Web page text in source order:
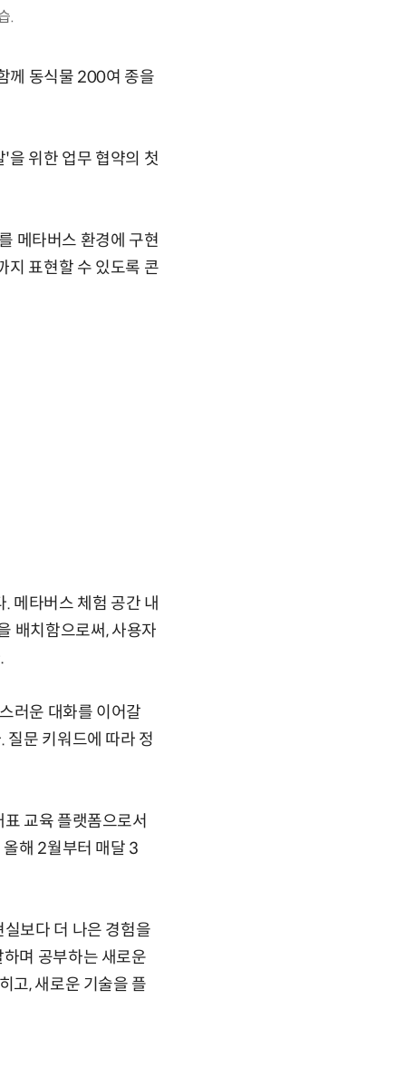
.
께 동식물 200여 종을
을 위한 업무 협약의 첫
메타버스 환경에 구현
지 표현할 수 있도록 콘
메타버스 체험 공간 내
배치함으로써, 사용자
러운 대화를 이어갈
질문 키워드에 따라 정
교육 플랫폼으로서
해 2월부터 매달 3
보다 더 나은 경험을
며 공부하는 새로운
고, 새로운 기술을 플